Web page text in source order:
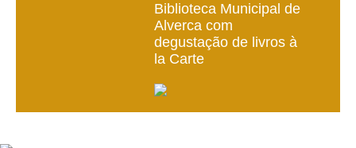
Biblioteca Municipal de
Alverca com
degustação de livros à
la Carte